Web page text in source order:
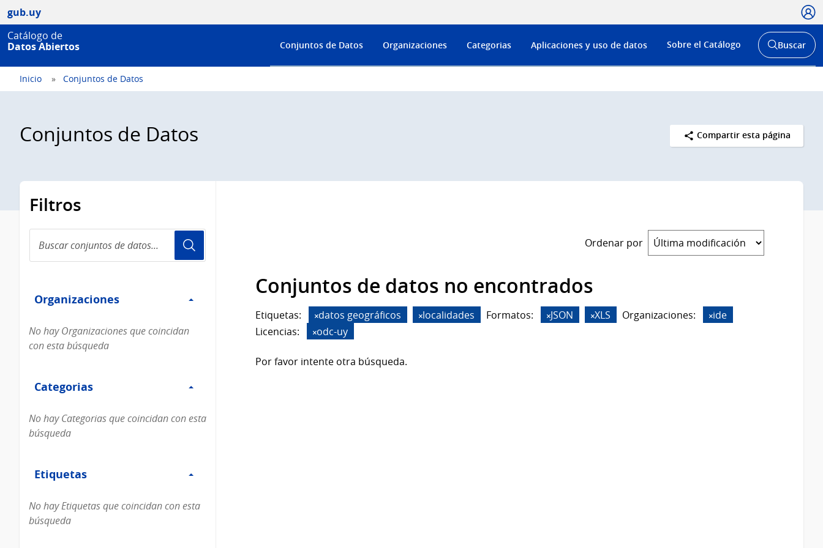
gub.uy
Catálogo de
Datos Abiertos
Menú
de
Conjuntos de Datos Organizaciones Categorias Aplicaciones y uso de datos Sobre el Catálogo
Abrir
buscador
Buscar
Inicio Conjuntos de Datos
Conjuntos de Datos Compartir esta página
Filtros
conjuntos
de
Organizaciones
Organizaciones
No hay Organizaciones que coincidan
con esta búsqueda
Categorias
Categorias
No hay Categorias que coincidan con esta
búsqueda
Etiquetas
Etiquetas
No hay Etiquetas que coincidan con esta
búsqueda
Ordenar por
Conjuntos de datos no encontrados
Etiquetas: datos geográficos localidades Formatos: JSON XLS Organizaciones:
ide
Licencias:
odc-uy
Por favor intente otra búsqueda.